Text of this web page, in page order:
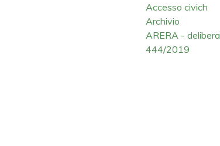
Accesso civich
Archivio
ARERA - delibera
444/2019